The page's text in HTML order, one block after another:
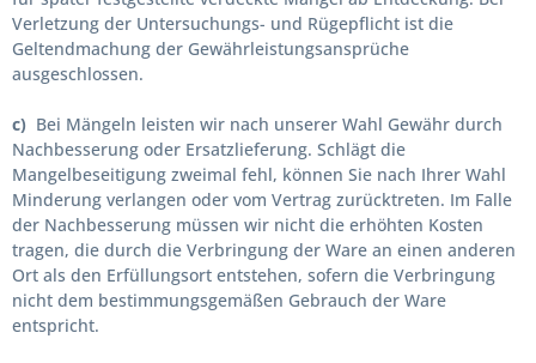
Verletzung der Untersuchungs- und Rügepflicht ist die
Geltendmachung der Gewährleistungsansprüche
ausgeschlossen.
c) Bei Mängeln leisten wir nach unserer Wahl Gewähr durch
Nachbesserung oder Ersatzlieferung. Schlägt die
Mangelbeseitigung zweimal fehl, können Sie nach Ihrer Wahl
Minderung verlangen oder vom Vertrag zurücktreten. Im Falle
der Nachbesserung müssen wir nicht die erhöhten Kosten
tragen, die durch die Verbringung der Ware an einen anderen
Ort als den Erfüllungsort entstehen, sofern die Verbringung
nicht dem bestimmungsgemäßen Gebrauch der Ware
entspricht.